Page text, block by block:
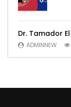
Dr. Tamador
ADMINNEW